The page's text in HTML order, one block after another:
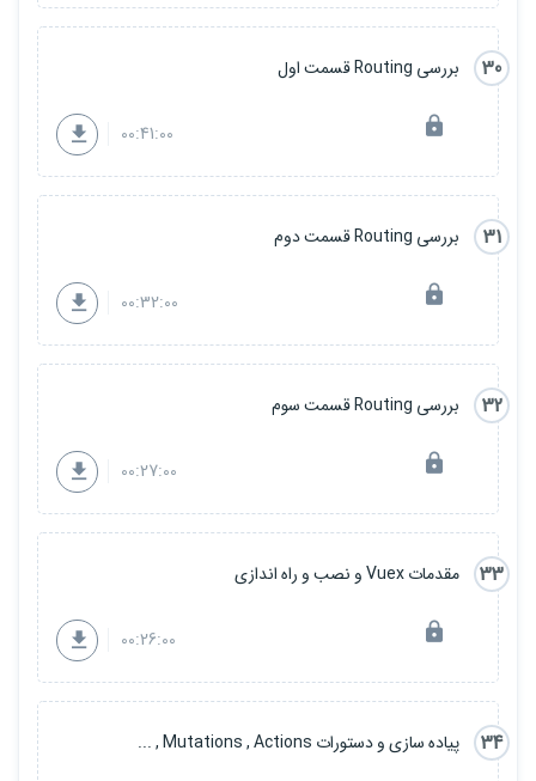
30 بررسی Routing قسمت اول
00:41:00
31 بررسی Routing قسمت دوم
00:32:00
32 بررسی Routing قسمت سوم
00:27:00
33 مقدمات Vuex و نصب و راه اندازی
00:26:00
34 پیاده سازی و دستورات Mutations , Actions , ...